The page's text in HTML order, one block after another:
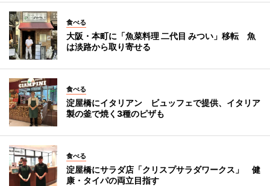
食べる
大阪・本町に「魚菜料理 二代目 みつい」移転 魚
は淡路から取り寄せる
食べる
淀屋橋にイタリアン ビュッフェで提供、イタリア
製の釜で焼く3種のピザも
食べる
淀屋橋にサラダ店「クリスプサラダワークス」 健
康・タイパの両立目指す